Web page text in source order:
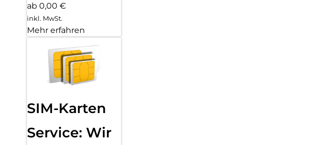
ab 0,00 €
inkl. MwSt.
Mehr erfahren
SIM-Karten
Service: Wir